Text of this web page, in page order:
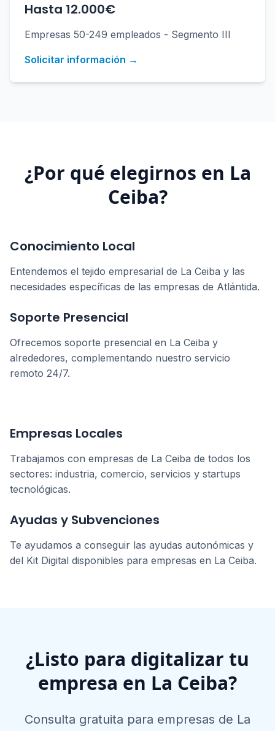
Hasta 12.000€
Empresas 50-249 empleados - Segmento III
Solicitar información →
¿Por qué elegirnos en La
Ceiba?
Conocimiento Local
Entendemos el tejido empresarial de La Ceiba y las
necesidades específicas de las empresas de Atlántida.
Soporte Presencial
Ofrecemos soporte presencial en La Ceiba y
alrededores, complementando nuestro servicio
remoto 24/7.
Empresas Locales
Trabajamos con empresas de La Ceiba de todos los
sectores: industria, comercio, servicios y startups
tecnológicas.
Ayudas y Subvenciones
Te ayudamos a conseguir las ayudas autonómicas y
del Kit Digital disponibles para empresas en La Ceiba.
¿Listo para digitalizar tu
empresa en La Ceiba?
Consulta gratuita para empresas de La